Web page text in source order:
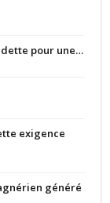
pour une…
exigence
généré